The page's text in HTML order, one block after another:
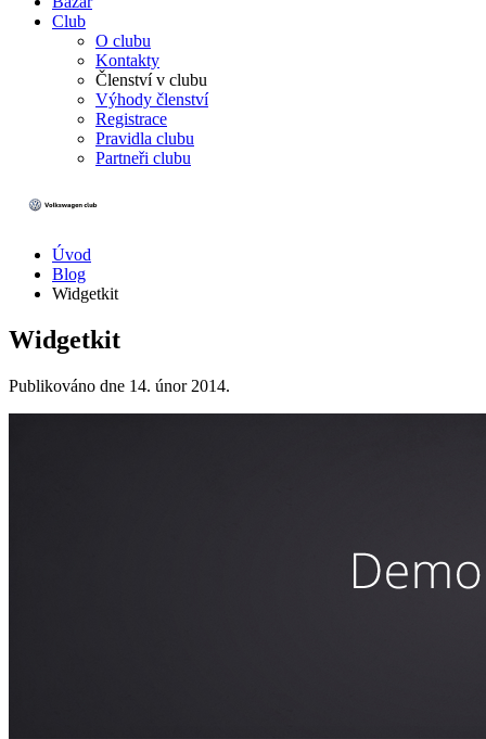
Club
O clubu
Kontakty
Členství v clubu
Výhody členství
Registrace
Pravidla clubu
Partneři clubu
Úvod
Blog
Widgetkit
Widgetkit
Publikováno dne 14. únor 2014.